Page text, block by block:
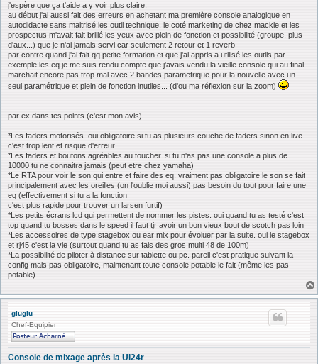
j'espère que ça t'aide a y voir plus claire.
au début j'ai aussi fait des erreurs en achetant ma première console analogique en
autodidacte sans maitrisé les outil technique, le coté marketing de chez mackie et les
prospectus m'avait fait brillé les yeux avec plein de fonction et possibilité (groupe, plus
d'aux...) que je n'ai jamais servi car seulement 2 retour et 1 reverb
par contre quand j'ai fait qq petite formation et que j'ai appris a utilisé les outils par
exemple les eq je me suis rendu compte que j'avais vendu la vieille console qui au final
marchait encore pas trop mal avec 2 bandes parametrique pour la nouvelle avec un
seul paramétrique et plein de fonction inutiles... (d'ou ma réflexion sur la zoom)
par ex dans tes points (c'est mon avis)
*Les faders motorisés. oui obligatoire si tu as plusieurs couche de faders sinon en live
c'est trop lent et risque d'erreur.
*Les faders et boutons agréables au toucher. si tu n'as pas une console a plus de
10000 tu ne connaitra jamais (peut etre chez yamaha)
*Le RTA pour voir le son qui entre et faire des eq. vraiment pas obligatoire le son se fait
principalement avec les oreilles (on l'oublie moi aussi) pas besoin du tout pour faire une
eq (effectivement si tu a la fonction
c'est plus rapide pour trouver un larsen furtif)
*Les petits écrans lcd qui permettent de nommer les pistes. oui quand tu as testé c'est
top quand tu bosses dans le speed il faut tjr avoir un bon vieux bout de scotch pas loin
*Les accessoires de type stagebox ou ear mix pour évoluer par la suite. oui le stagebox
et rj45 c'est la vie (surtout quand tu as fais des gros multi 48 de 100m)
*La possibilité de piloter à distance sur tablette ou pc. pareil c'est pratique suivant la
config mais pas obligatoire, maintenant toute console potable le fait (même les pas
potable)
gluglu
Chef-Equipier
Console de mixage après la Ui24r